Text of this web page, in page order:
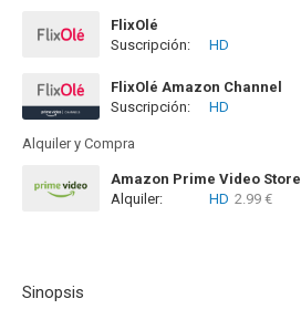
FlixOlé
Suscripción:
HD
FlixOlé Amazon Channel
Suscripción:
HD
Alquiler y Compra
Amazon Prime Video Store
Alquiler:
HD 2.99 €
Sinopsis